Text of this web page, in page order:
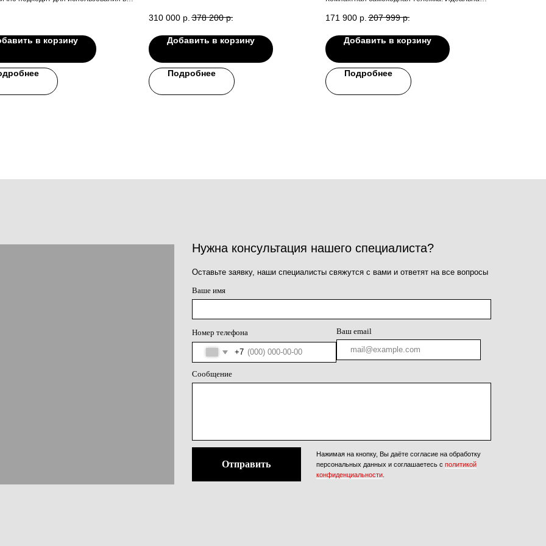
в корзину
310 000 р. 378 200 р.
Добавить в корзину
Подробнее
171 900 р. 207 999 р.
Добавить в корзину
Подробнее
Отправить
конфиденциальности
Оставьте заявку, наши специалисты свяжутся с вами и ответят на все вопросы
Нужна консультация нашего специалиста?